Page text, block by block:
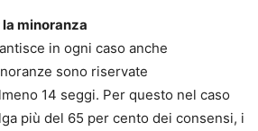
minoranza
in ogni caso anche
sono riservate
14 seggi. Per questo nel caso
più del 65 per cento dei consensi, i